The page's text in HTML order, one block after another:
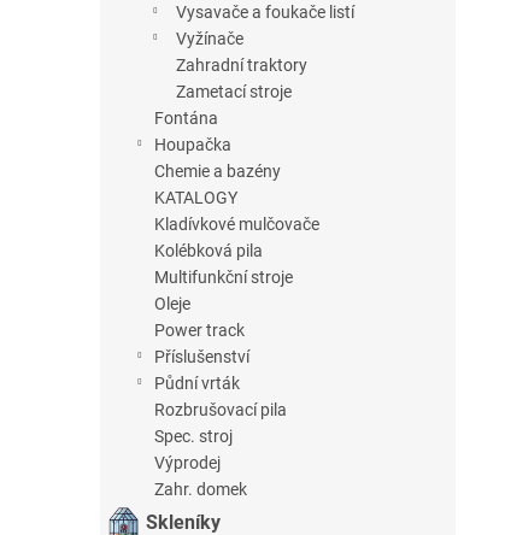
Vysavače a foukače listí
Vyžínače
Zahradní traktory
Zametací stroje
Fontána
Houpačka
Chemie a bazény
KATALOGY
Kladívkové mulčovače
Kolébková pila
Multifunkční stroje
Oleje
Power track
Příslušenství
Půdní vrták
Rozbrušovací pila
Spec. stroj
Výprodej
Zahr. domek
Skleníky